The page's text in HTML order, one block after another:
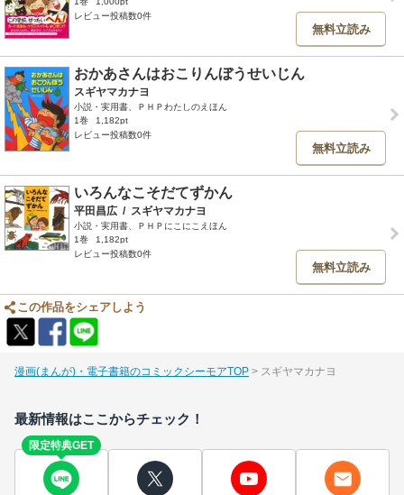
レビュー投稿数0件
無料立読み
おかあさんはおこりんぼうせいじん
スギヤマカナヨ
小説・実用書、ＰＨＰわたしのえほん
1巻
1,182pt
レビュー投稿数0件
無料立読み
いろんなこそだてずかん
平田昌広 / スギヤマカナヨ
小説・実用書、ＰＨＰにこにこえほん
1巻
1,182pt
レビュー投稿数0件
無料立読み
この作品をシェアしよう
漫画(まんが)・電子書籍のコミックシーモアTOP スギヤマカナヨ
最新情報はここからチェック！
限定特典GET